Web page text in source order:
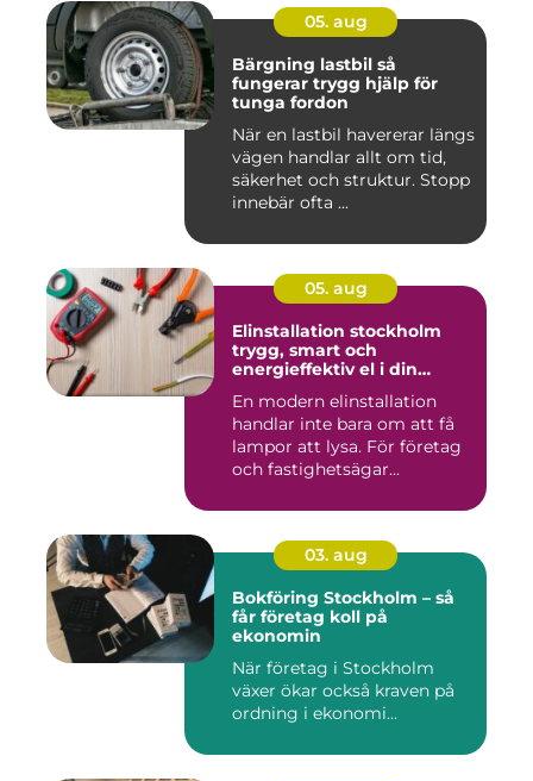
05. aug
Bärgning lastbil så
fungerar trygg hjälp för
tunga fordon
När en lastbil havererar längs
vägen handlar allt om tid,
säkerhet och struktur. Stopp
innebär ofta ...
05. aug
Elinstallation stockholm
trygg, smart och
energieffektiv el i din
En modern elinstallation
handlar inte bara om att få
lampor att lysa. För företag
och fastighetsägar...
03. aug
Bokföring Stockholm – så
får företag koll på
ekonomin
När företag i Stockholm
växer ökar också kraven på
ordning i ekonomi...